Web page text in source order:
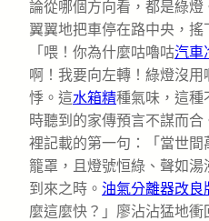
論從哪個方向看，都是綠
翼翼地把車停在路中央，搖
「喂！你為什麼咕嚕咕汽車
啊！我要向左轉！綠燈沒
悸。這水箱精種氣味，這種
時聽到的家傳預言不謀而合
裡記載的第一句：「當世
籠罩，且燈號恒綠、聲如
到來之時。 油氣分離器改良
麼這麼快？」廖沾沾猛地